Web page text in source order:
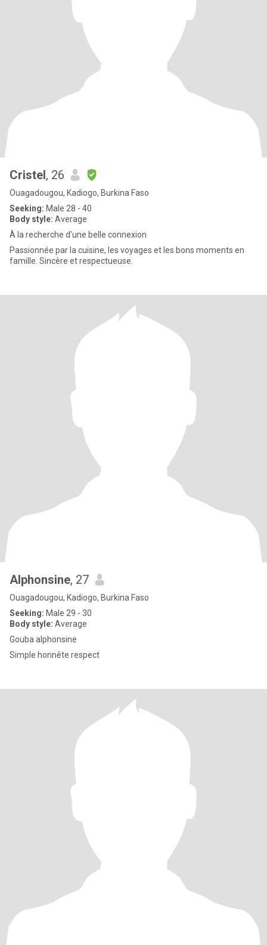
Cristel, 26
Ouagadougou, Kadiogo, Burkina Faso
Seeking: Male 28 - 40
Body style: Average
À la recherche d'une belle connexion
Passionnée par la cuisine, les voyages et les bons moments en
famille. Sincère et respectueuse.
Alphonsine, 27
Ouagadougou, Kadiogo, Burkina Faso
Seeking: Male 29 - 30
Body style: Average
Gouba alphonsine
Simple honnête respect